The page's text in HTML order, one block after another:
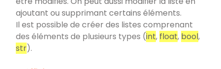
ajoutant ou supprimant certains éléments.
Il est possible de créer des listes comprenant
des éléments de plusieurs types (int, float, bool,
str).